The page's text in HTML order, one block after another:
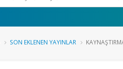
SON EKLENEN YAYINLAR